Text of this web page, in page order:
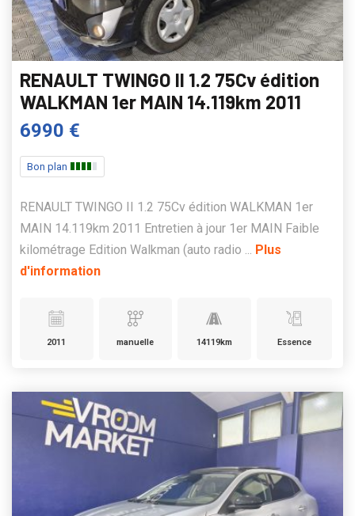
RENAULT TWINGO II 1.2 75Cv édition
WALKMAN 1er MAIN 14.119km 2011
6990 €
Bon plan
RENAULT TWINGO II 1.2 75Cv édition WALKMAN 1er
MAIN 14.119km 2011 Entretien à jour 1er MAIN Faible
kilométrage Edition Walkman (auto radio ... Plus
d'information
2011 manuelle 14119km Essence